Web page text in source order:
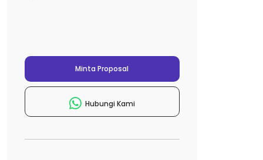
Minta Proposal
Hubungi Kami